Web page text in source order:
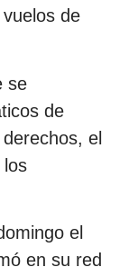
de
se
de
el
los
el
en su red